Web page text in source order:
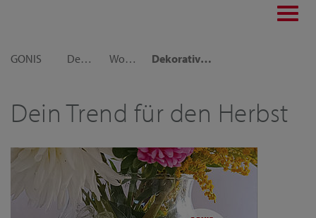
GONIS
Dekoideen Wohnraumdeko Dekorative Herbstvase
Dein Trend für den Herbst